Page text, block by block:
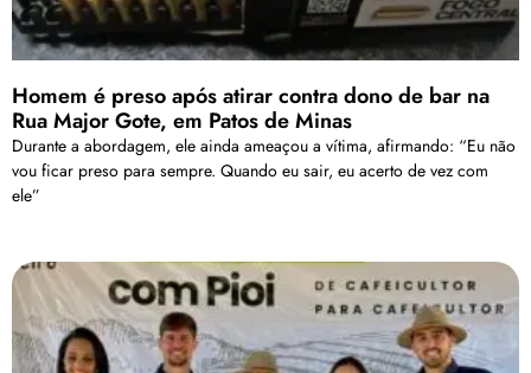
Homem é preso após atirar contra dono de bar na
Rua Major Gote, em Patos de Minas
Durante a abordagem, ele ainda ameaçou a vítima, afirmando: “Eu não
vou ficar preso para sempre. Quando eu sair, eu acerto de vez com
ele”